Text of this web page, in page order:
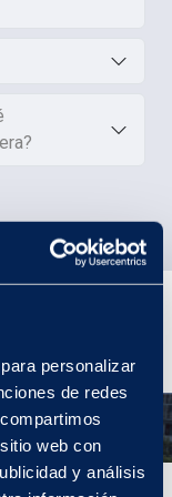
personalizar
de redes
web con
y análisis